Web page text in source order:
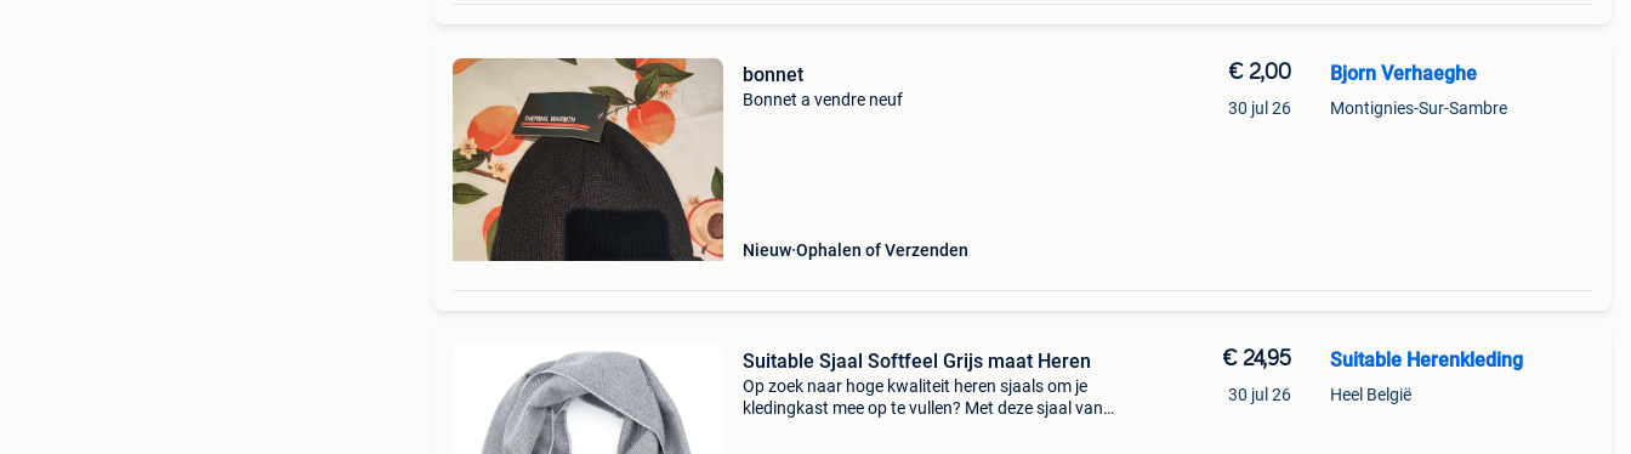
bonnet
Bonnet a vendre neuf
Nieuw Ophalen of Verzenden
€ 2,00
30 jul 26
Bjorn Verhaeghe
Montignies-Sur-Sambre
Suitable Sjaal Softfeel Grijs maat Heren
Op zoek naar hoge kwaliteit heren sjaals om je
kledingkast mee op te vullen? Met deze sjaal van
€ 24,95
30 jul 26
Suitable Herenkleding
Heel België